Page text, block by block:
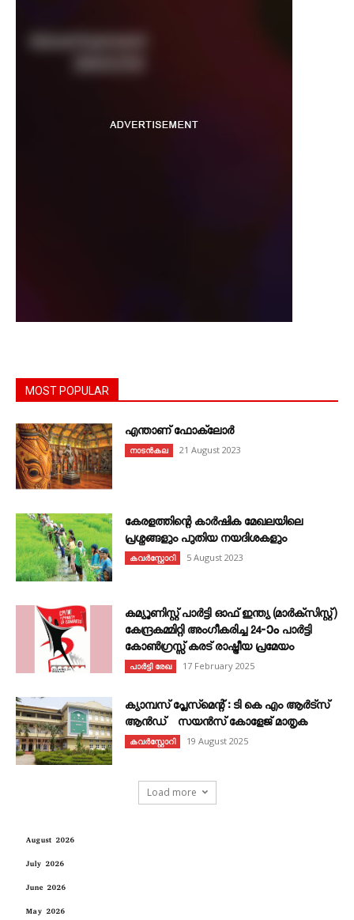
MOST POPULAR
എന്താണ്‌ ഫോക്‌ലോർ
നാടൻകല 21 August 2023
കേരളത്തിന്റെ കാർഷിക മേഖലയിലെ
പ്രശ്നങ്ങളും പുതിയ നയദിശകളും
കവര്‍സ്റ്റോറി 5 August 2023
കമ്യൂണിസ്റ്റ് പാർട്ടി ഓഫ് ഇന്ത്യ (മാർക്സിസ്റ്റ്)
കേന്ദ്രകമ്മിറ്റി അംഗീകരിച്ച 24‐ാം പാർട്ടി
കോൺഗ്രസ്സ് കരട് രാഷ്ട്രീയ പ്രമേയം
പാർട്ടി രേഖ 17 February 2025
ക്യാമ്പസ് പ്ലേസ്മെന്റ് : ടി കെ എം ആർട്സ്
ആൻഡ് സയൻസ് കോളേജ് മാതൃക
കവര്‍സ്റ്റോറി 19 August 2025
Load more
August 2026
July 2026
June 2026
May 2026